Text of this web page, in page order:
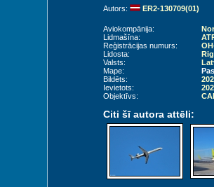
Autors: ER2-130709(01)
Aviokompānija:
Lidmašīna:
Reģistrācijas numurs:
Lidosta:
Valsts:
Mape:
Bildēts:
Ievietots:
Objektīvs:
Citi šī autora attēli: